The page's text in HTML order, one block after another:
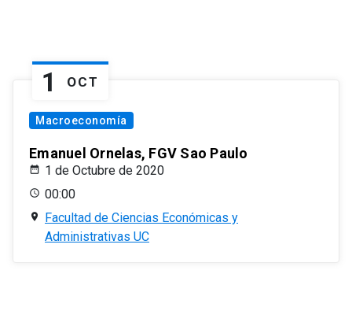
1 OCT
Macroeconomía
Emanuel Ornelas, FGV Sao Paulo
1 de Octubre de 2020
00:00
Facultad de Ciencias Económicas y
Administrativas UC